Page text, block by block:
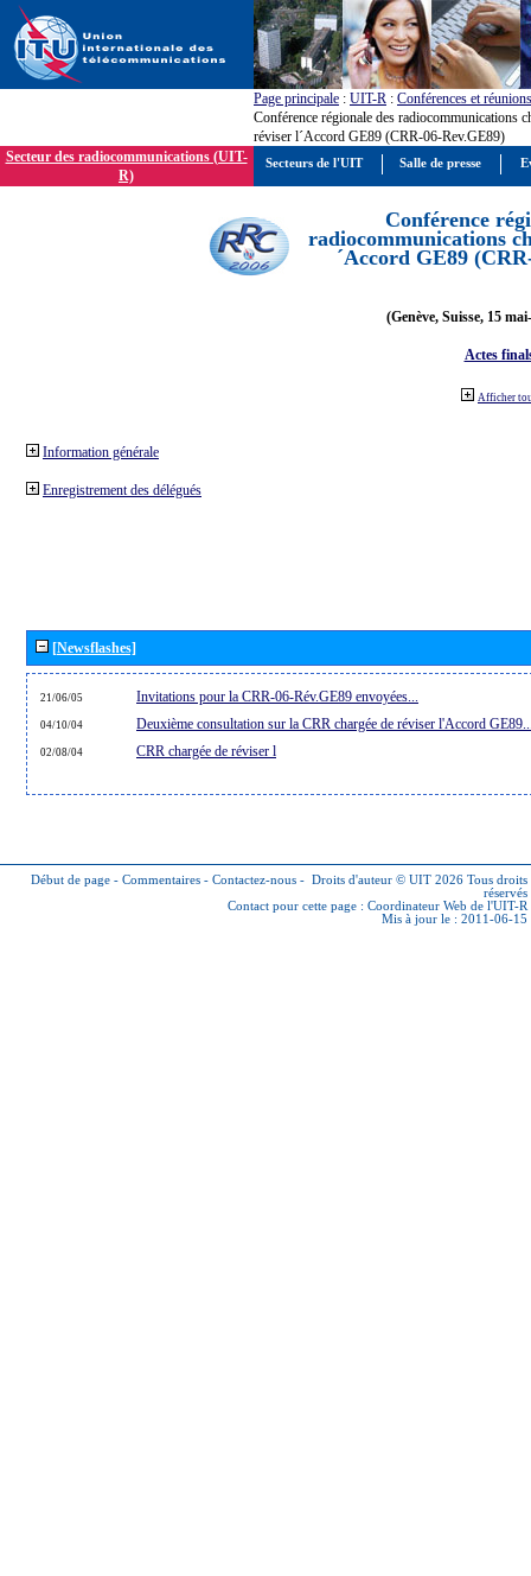
Page principale : UIT-R : Conférences et réunions
Conférence régionale des radiocommunications
réviser l´Accord GE89 (CRR-06-Rev.GE89)
Secteur des radiocommunications (UIT-
R)
Conférence
radiocommunications
´Accord GE89
(Genève, Suisse, 15
Actes
Afficher
Information générale
Enregistrement des délégués
[Newsflashes]
21/06/05 Invitations pour la CRR-06-Rév.GE89 envoyées...
04/10/04 Deuxième consultation sur la CRR chargée de réviser l'Accord
02/08/04 CRR chargée de réviser l
Début de page - Commentaires - Contactez-nous - Droits d'auteur © UIT 2026 Tous droits
réservés
Contact pour cette page : Coordinateur Web de l'UIT-R
Mis à jour le : 2011-06-15
Secteurs de l'UIT Salle de presse